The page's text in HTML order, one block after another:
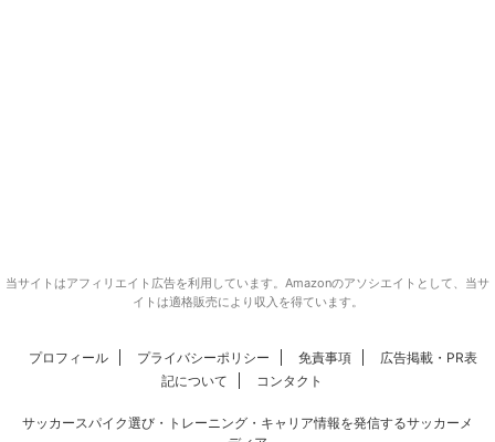
当サイトはアフィリエイト広告を利用しています。Amazonのアソシエイトとして、当サ
イトは適格販売により収入を得ています。
プロフィール プライバシーポリシー 免責事項
広告掲載・PR表
記について
コンタクト
サッカースパイク選び・トレーニング・キャリア情報を発信するサッカーメ